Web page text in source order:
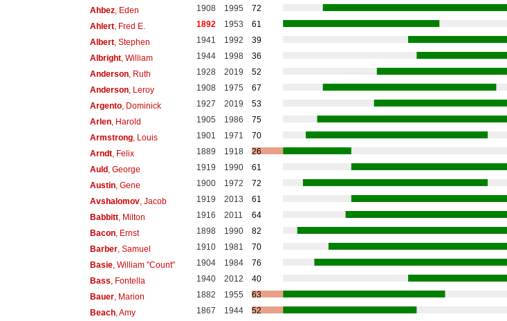
Ahbez, Eden 1908 1995
72
Ahlert, Fred E. 1892 1953
61
Albert, Stephen 1941 1992
39
Albright, William 1944 1998
36
Anderson, Ruth 1928 2019
52
Anderson, Leroy 1908 1975
67
Argento, Dominick 1927 2019
53
Arlen, Harold 1905 1986
75
Armstrong, Louis 1901 1971
70
Arndt, Felix 1889 1918
26
Auld, George 1919 1990
61
Austin, Gene 1900 1972
72
Avshalomov, Jacob 1919 2013
61
Babbitt, Milton 1916 2011
64
Bacon, Ernst 1898 1990
82
Barber, Samuel 1910 1981
70
Basie, William "Count" 1904 1984
76
Bass , Fontella 1940 2012
40
Bauer, Marion 1882 1955
63
Beach, Amy 1867 1944
52